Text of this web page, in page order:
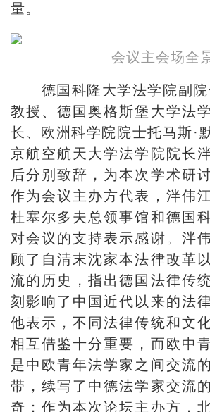
量。
会议主会场全
德国科隆大学法学院副
教授、德国奥格斯堡大学法
长、欧洲科学院院士托马斯·
京航空航天大学法学院院长
后分别致辞，为本次学术研
作为会议主办方代表，泮伟
杜塞尔多夫总领事馆和德国
对会议的支持表示感谢。泮
顾了自清末沈家本法律改革
流的历史，指出德国法律传
刻影响了中国近代以来的法
他表示，不同法律传统和文
相互借鉴十分重要，而欧中
是中欧青年法学家之间交流
带，续写了中德法学家交流
奇；作为本次论坛主办方，